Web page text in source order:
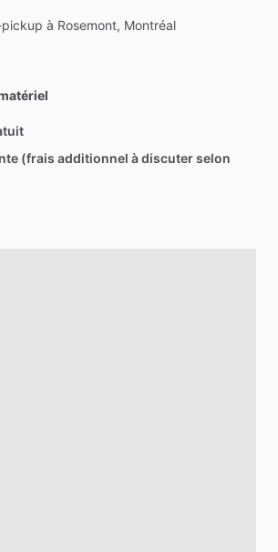
à Rosemont, Montréal
(frais additionnel à discuter selon